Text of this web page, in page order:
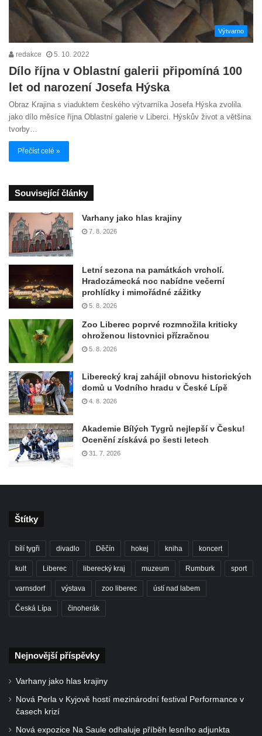
Výtvarno
redakce 5. 10. 2022
Dílo října v Oblastní galerii připomíná 100
let od narození Josefa Hýska
Obraz Krajina s viaduktem českého výtvarníka Josefa Hýska zvolila
jako dílo měsíce října Oblastní galerie v Liberci. Hýskův život a většina
tvorby…
Přečíst celé »
Související články
Varhany jako hlas krajiny
7. 8. 2026
Letní sezona na památkách vrcholí.
Hradozámecká noc nabídne večerní
prohlídky i mimořádné zážitky
5. 8. 2026
Zoo Liberec poprvé rozmnožila kriticky
ohroženou listovnici přízračnou
5. 8. 2026
Liberecký kraj zahájil obnovu historických
domů u Vodního hradu v České Lípě
4. 8. 2026
Akademie Bílých Tygrů nejlepší v Česku!
Ocenění získává po šesti letech
31. 7. 2026
Štítky
bílí tygři divadlo Děčín hokej kniha koncert
kult Liberec liberecký kraj muzeum Rumburk sport
varnsdorf výstava zoo liberec ústí nad labem
Česká Lípa činoherák
Nejnovější příspěvky
Varhany jako hlas krajiny
Nová Perla v Kyjově hostí mezinárodní festival Performance v
časech krizí
Nová expozice Na Saule odhaluje příběh lesního adjunkta